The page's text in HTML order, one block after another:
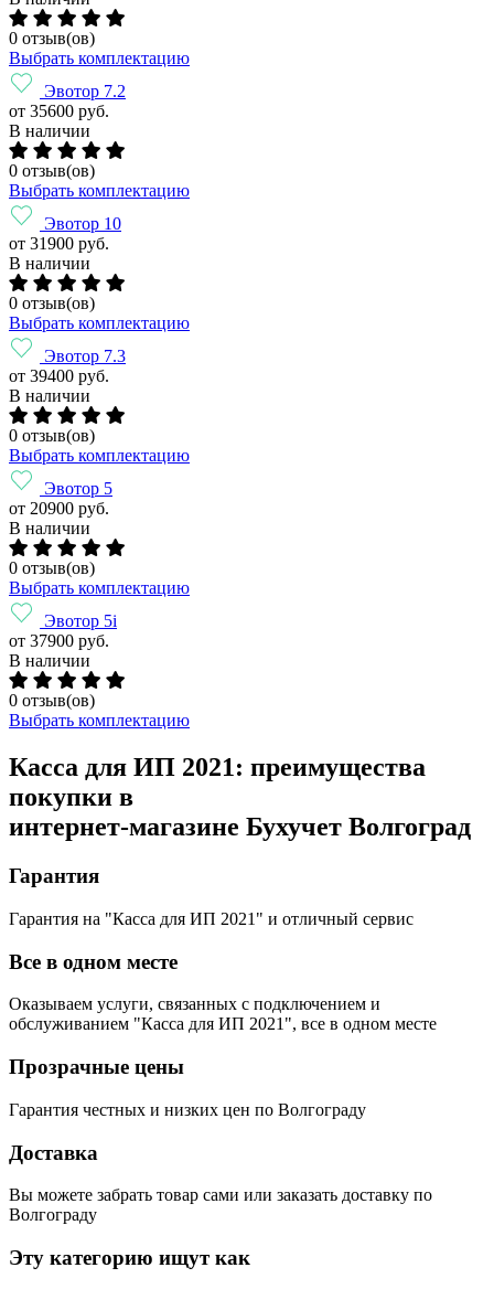
0 отзыв(ов)
Выбрать комплектацию
Эвотор 7.2
от 35600 руб.
В наличии
0 отзыв(ов)
Выбрать комплектацию
Эвотор 10
от 31900 руб.
В наличии
0 отзыв(ов)
Выбрать комплектацию
Эвотор 7.3
от 39400 руб.
В наличии
0 отзыв(ов)
Выбрать комплектацию
Эвотор 5
от 20900 руб.
В наличии
0 отзыв(ов)
Выбрать комплектацию
Эвотор 5i
от 37900 руб.
В наличии
0 отзыв(ов)
Выбрать комплектацию
Касса для ИП 2021: преимущества
покупки в
интернет-магазине Бухучет Волгоград
Гарантия
Гарантия на "Касса для ИП 2021" и отличный сервис
Все в одном месте
Оказываем услуги, связанных с подключением и
обслуживанием "Касса для ИП 2021", все в одном месте
Прозрачные цены
Гарантия честных и низких цен по Волгограду
Доставка
Вы можете забрать товар сами или заказать доставку по
Волгограду
Эту категорию ищут как